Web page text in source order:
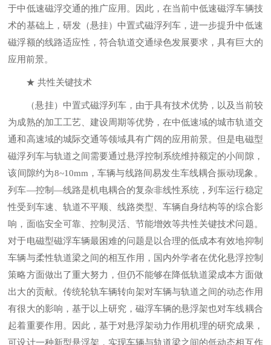
于中低速磁浮交通的推广应用。因此，在当前中低速磁浮车辆技
术的基础上，研发（悬挂）中置式磁浮列车，进一步提升中低速
磁浮额的线路适应性，符合轨道交通绿色发展要求，具有巨大的
应用前景。
★ 共性关键技术
（悬挂）中置式磁浮列车，由于具有技术优势，以及当前较
为成熟的加工工艺、建设周期等优势，在中低速域的城市轨道交
通和高速域的城际交通等领域具有广阔的应用前景。但是电磁型
磁浮列车与轨道之间需要通过悬浮控制系统维持额定的小间隙，
该间隙约为8~10mm，车辆与线路间易发生车线耦合振动现象。
列车—控制—线路是机电耦合的复杂非线性系统，列车运行稳定
性受到车速、轨道不平顺、线路类型、车辆自身结构等的综合影
响，面临安全可靠、控制灵活、节能增效等共性关键技术问题。
对于电磁型磁浮车辆最困难的问题是以合理的低成本有效地抑制
车辆与柔性轨道梁之间的相互作用，国内外学者在优化悬浮控制
策略方面做出了重大努力，但仍不能够在降低轨道梁成本方面做
出大的贡献。传统轮轨车辆转向架对车辆与轨道之间的动态作用
有很大的影响，基于以上研究，磁浮车辆的悬浮架也对车线耦合
起着重要作用。因此，基于对悬浮架动力作用机理的研究成果，
可设计一种新型悬浮架，实现车辆与轨道梁之间的低动态相互作